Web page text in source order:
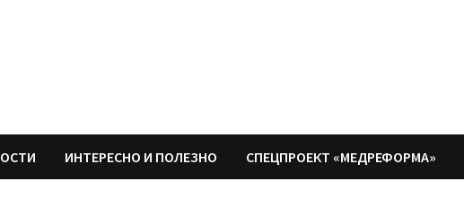
ИНТЕРЕСНО И ПОЛЕЗНО СПЕЦПРОЕКТ «МЕДРЕФОРМА»